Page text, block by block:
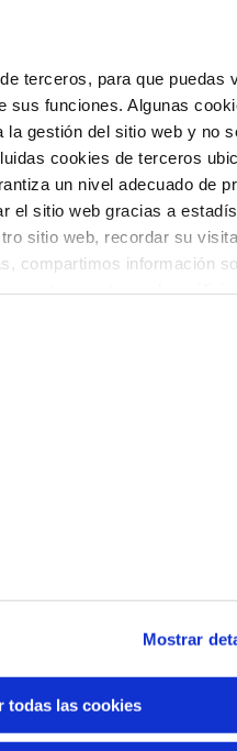
terceros, para que puedas
sus funciones. Algunas
gestión del sitio web y no
cookies de terceros
un nivel adecuado de
el sitio web gracias a
sitio web, recordar su
compartimos información
a partir del uso que
Mostrar
todas las cookies
un laboratorio de
recoge las
nuevas generaciones
les preocupan
de una experiencia